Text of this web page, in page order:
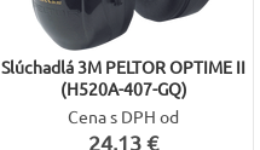
Slúchadlá 3M PELTOR OPTIME II
(H520A-407-GQ)
Cena s DPH od
24,13 €